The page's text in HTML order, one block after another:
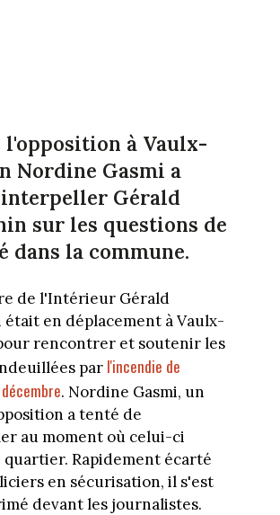
l'opposition à Vaulx-
Nordine Gasmi a
Gérald
sur les questions de
dans la commune.
de l'Intérieur Gérald
était en déplacement à Vaulx-
rencontrer et soutenir les
par l'incendie de
. Nordine Gasmi, un
a tenté de
au moment où celui-ci
Rapidement écarté
en sécurisation, il s'est
devant les journalistes.